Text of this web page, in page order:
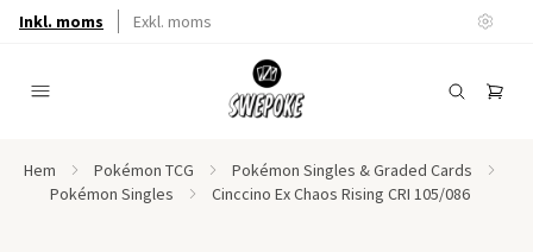
Inkl. moms Exkl. moms
Hem Pokémon TCG
Pokémon Singles & Graded Cards
Pokémon Singles
Cinccino Ex Chaos Rising CRI 105/086